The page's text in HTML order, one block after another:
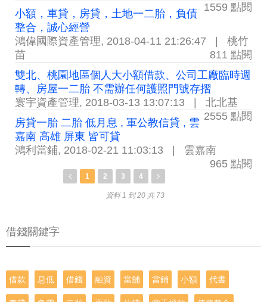
1559 點閱
小額，車貸，房貸，土地一二胎，負債
整合，誠心經營
鴻偉國際資產管理, 2018-04-11 21:26:47
桃竹
苗
811 點閱
雙北、桃園地區個人大小額借款、公司工廠臨時週
轉、房屋一二胎 不需辦任何護照門號存摺
寰宇資產管理, 2018-03-13 13:07:13
北北基
2555 點閱
房貸一胎 二胎 低月息 , 軍公教信貸 , 雲
嘉南 高雄 屏東 皆可貸
鴻利當鋪, 2018-02-21 11:03:13
雲嘉南
965 點閱
1 2 3 4
資料 1 到 20 共 73
借錢關鍵字
借款 息低 借錢 融資 當舖 當鋪 小額 代書